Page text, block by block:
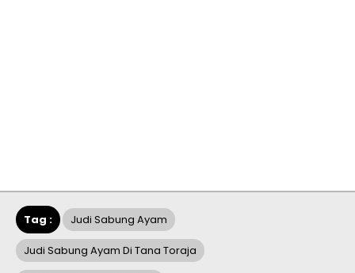
Tag : Judi Sabung Ayam
Judi Sabung Ayam Di Tana Toraja